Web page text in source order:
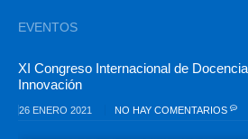
EVENTOS
XI Congreso Internacional de
Innovación
26 ENERO 2021 NO HAY COMENTARIOS